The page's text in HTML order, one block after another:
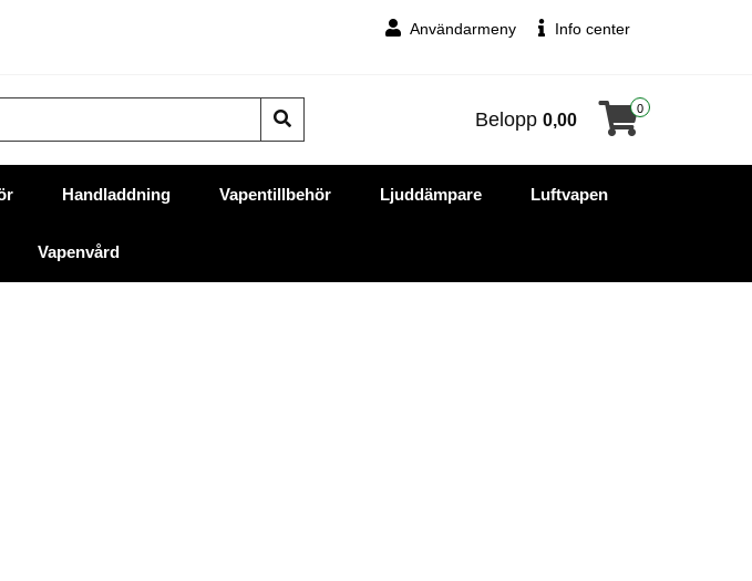
Användarmeny Info center
Belopp 0,00
0
Handladdning Vapentillbehör Ljuddämpare Luftvapen
Vapenvård